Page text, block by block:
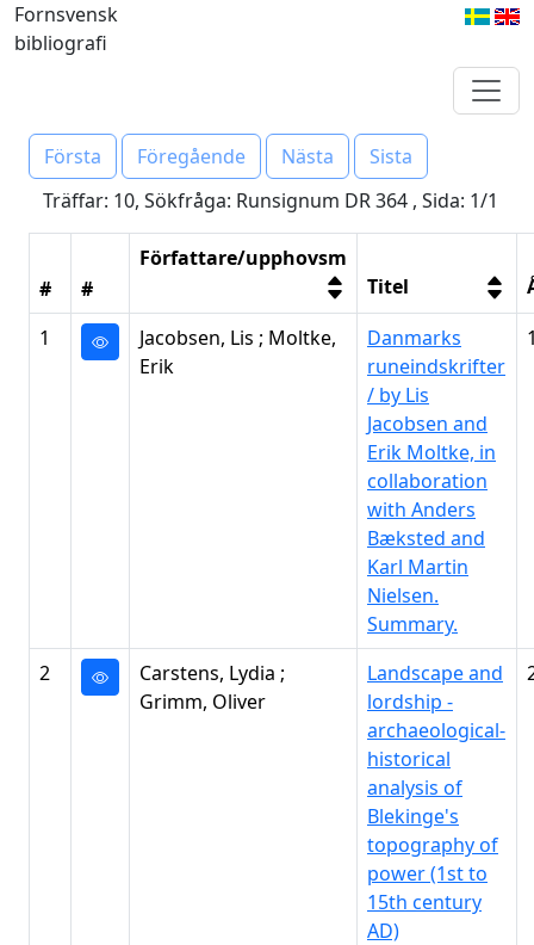
Fornsvensk
bibliografi
Första Föregående Nästa
Sista
Träffar: 10, Sökfråga: Runsignum DR 364 , Sida: 1/1
# #
Författare/upphovsm
Titel
1
Jacobsen, Lis ; Moltke,
Erik
Danmarks
runeindskrifter
/ by Lis
Jacobsen and
Erik Moltke, in
collaboration
with Anders
Bæksted and
Karl Martin
Nielsen.
Summary.
2
Carstens, Lydia ;
Grimm, Oliver
Landscape and
lordship -
archaeological-
historical
analysis of
Blekinge's
topography of
power (1st to
15th century
AD)